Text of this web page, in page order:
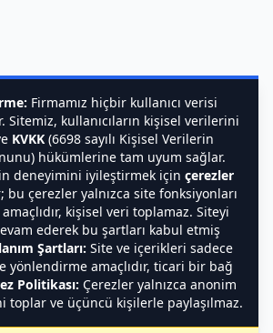
Firmamız hiçbir kullanıcı verisi
Sitemiz, kullanıcıların kişisel verilerini
KVKK(6698 sayılı Kişisel Verilerin
hükümlerine tam uyum sağlar.
deneyimini iyileştirmek için çerezler
bu çerezler yalnızca site fonksiyonları
kişisel veri toplamaz. Siteyi
ederek bu şartları kabul etmiş
Şartları: Site ve içerikleri sadece
yönlendirme amaçlıdır, ticari bir bağ
Politikası: Çerezler yalnızca anonim
toplar ve üçüncü kişilerle paylaşılmaz.